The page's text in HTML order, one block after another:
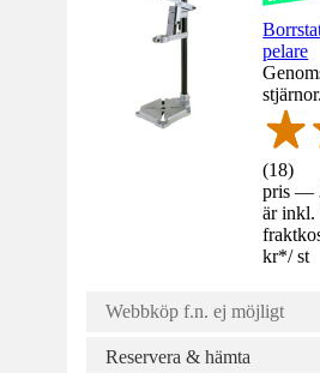
pelare
(18)
pris —
är inkl.
kr*/ st
Webbköp f.n. ej möjligt
Reservera & hämta